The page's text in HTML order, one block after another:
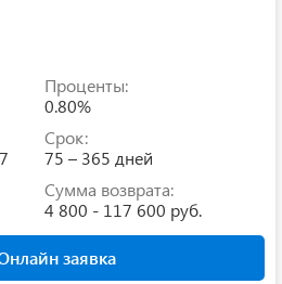
Проценты:
0.80%
Срок:
75 – 365 дней
Сумма возврата:
4 800 - 117 600 руб.
заявка